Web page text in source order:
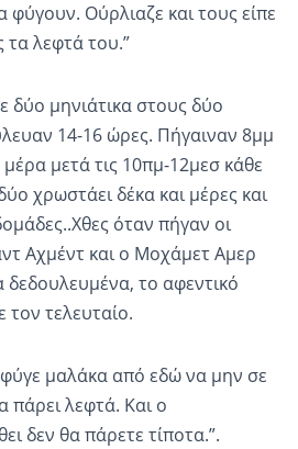
φύγουν. Ούρλιαζε και τους είπε
τα λεφτά του.”
δύο μηνιάτικα στους δύο
14-16 ώρες. Πήγαιναν 8μμ
μετά τις 10πμ-12μεσ κάθε
χρωστάει δέκα και μέρες και
όταν πήγαν οι
Αχμέντ και ο Μοχάμετ Αμερ
το αφεντικό
τον τελευταίο.
μαλάκα από εδώ να μην σε
πάρει λεφτά. Και ο
δεν θα πάρετε τίποτα.”.